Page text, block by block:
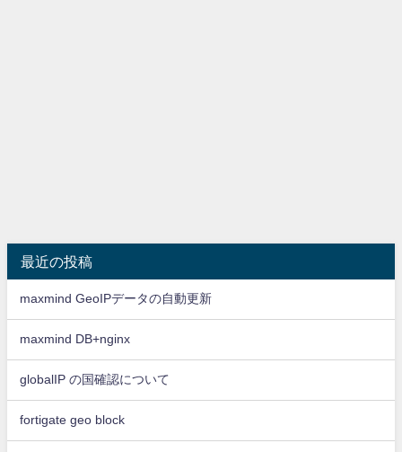
最近の投稿
maxmind GeoIPデータの自動更新
maxmind DB+nginx
globalIP の国確認について
fortigate geo block